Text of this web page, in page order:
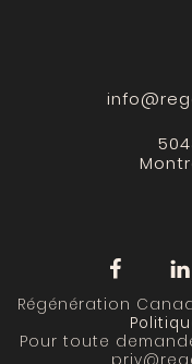
Régénération
Pour toute